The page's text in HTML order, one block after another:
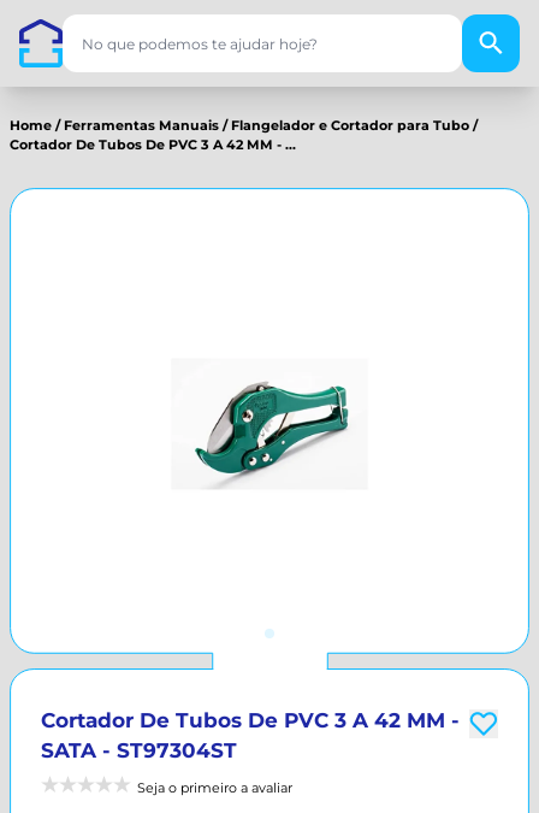
Home / Ferramentas Manuais / Flangelador e Cortador para Tubo /
Cortador De Tubos De PVC 3 A 42 MM - ...
Cortador De Tubos De PVC 3 A 42 MM -
SATA - ST97304ST
Seja o primeiro a avaliar